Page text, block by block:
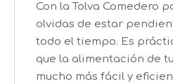
Con la Tolva Comedero
olvidas de estar
todo el tiempo. Es
que la alimentación de
mucho más fácil y